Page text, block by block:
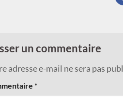
un commentaire
adresse e-mail ne sera pas
*